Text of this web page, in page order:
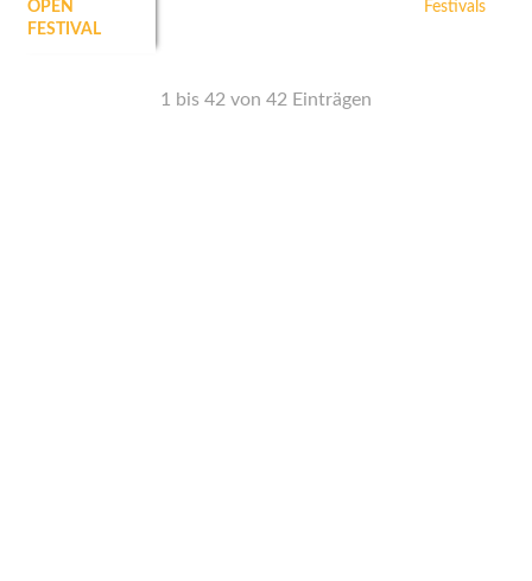
OPEN
FESTIVAL
Festivals
1 bis 42 von 42 Einträgen